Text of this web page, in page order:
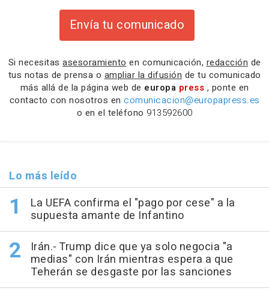
Envía tu comunicado
Si necesitas asesoramiento en comunicación, redacción de
tus notas de prensa o ampliar la difusión de tu comunicado
más allá de la página web de europa press , ponte en
contacto con nosotros en comunicacion@europapress.es
o en el teléfono 913592600
Lo más leído
La UEFA confirma el "pago por cese" a la
supuesta amante de Infantino
Irán.- Trump dice que ya solo negocia "a
medias" con Irán mientras espera a que
Teherán se desgaste por las sanciones